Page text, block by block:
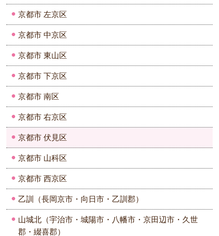
京都市 左京区
京都市 中京区
京都市 東山区
京都市 下京区
京都市 南区
京都市 右京区
京都市 伏見区
京都市 山科区
京都市 西京区
乙訓（長岡京市・向日市・乙訓郡）
山城北（宇治市・城陽市・八幡市・京田辺市・久世
郡・綴喜郡）